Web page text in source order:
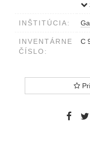
INŠTITÚCIA:
INVENTÁRNE
ČÍSLO:
C